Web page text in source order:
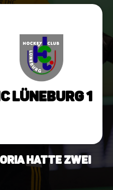
Lüneburg 1
hatte zwei